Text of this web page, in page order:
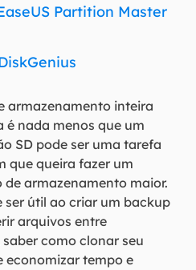
Partition Master
armazenamento inteira
é nada menos que um
SD pode ser uma tarefa
que queira fazer um
armazenamento maior.
ser útil ao criar um backup
arquivos entre
como clonar seu
economizar tempo e